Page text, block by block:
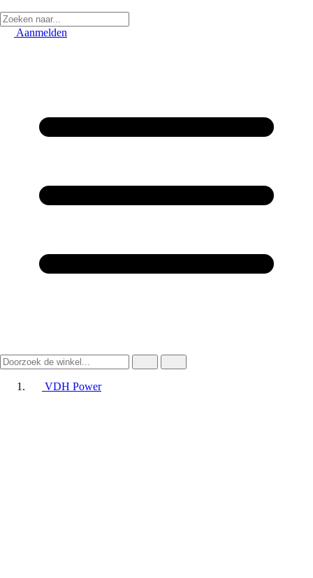
Aanmelden
VDH Power